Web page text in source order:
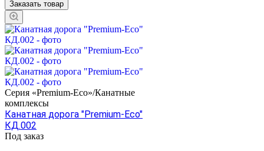
Заказать товар
Серия «Premium-Eco»/Канатные
комплексы
Канатная дорога "Premium-Eco"
КД.002
Под заказ